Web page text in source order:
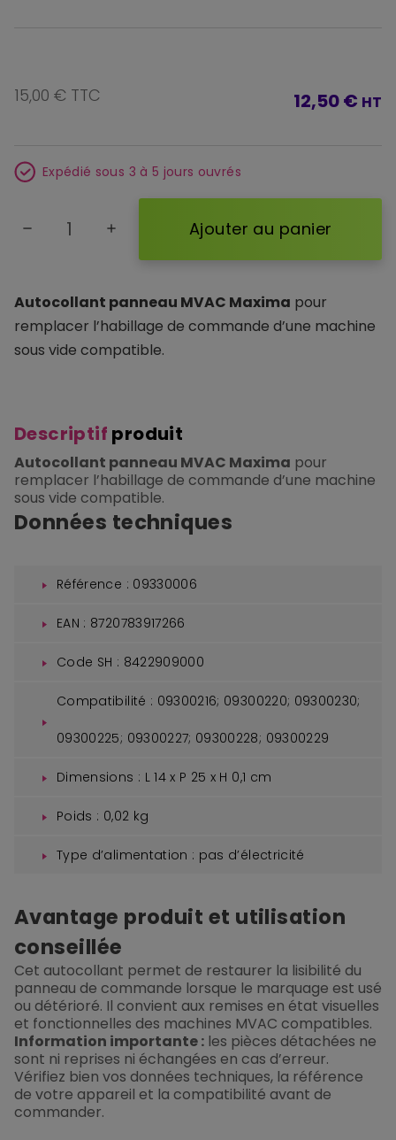
Autocollant panneau MVAC Maxima pour
remplacer l’habillage de commande d’une machine
sous vide compatible.
15,00 € TTC 12,50 € HT
Expédié sous 3 à 5 jours ouvrés
remove add Ajouter au panier
Descriptif produit
Autocollant panneau MVAC Maxima pour
remplacer l’habillage de commande d’une machine
sous vide compatible.
Données techniques
Référence : 09330006
EAN : 8720783917266
Code SH : 8422909000
Compatibilité : 09300216; 09300220; 09300230;
09300225; 09300227; 09300228; 09300229
Dimensions : L 14 x P 25 x H 0,1 cm
Poids : 0,02 kg
Type d’alimentation : pas d’électricité
Avantage produit et utilisation
conseillée
Cet autocollant permet de restaurer la lisibilité du
panneau de commande lorsque le marquage est usé
ou détérioré. Il convient aux remises en état visuelles
et fonctionnelles des machines MVAC compatibles.
Information importante : les pièces détachées ne
sont ni reprises ni échangées en cas d’erreur.
Vérifiez bien vos données techniques, la référence
de votre appareil et la compatibilité avant de
commander.